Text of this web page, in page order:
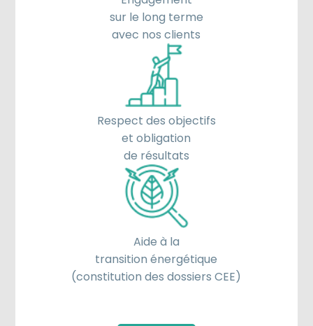
sur le long terme
avec nos clients
Respect des objectifs
et obligation
de résultats
Aide à la
transition énergétique
(constitution des dossiers CEE)